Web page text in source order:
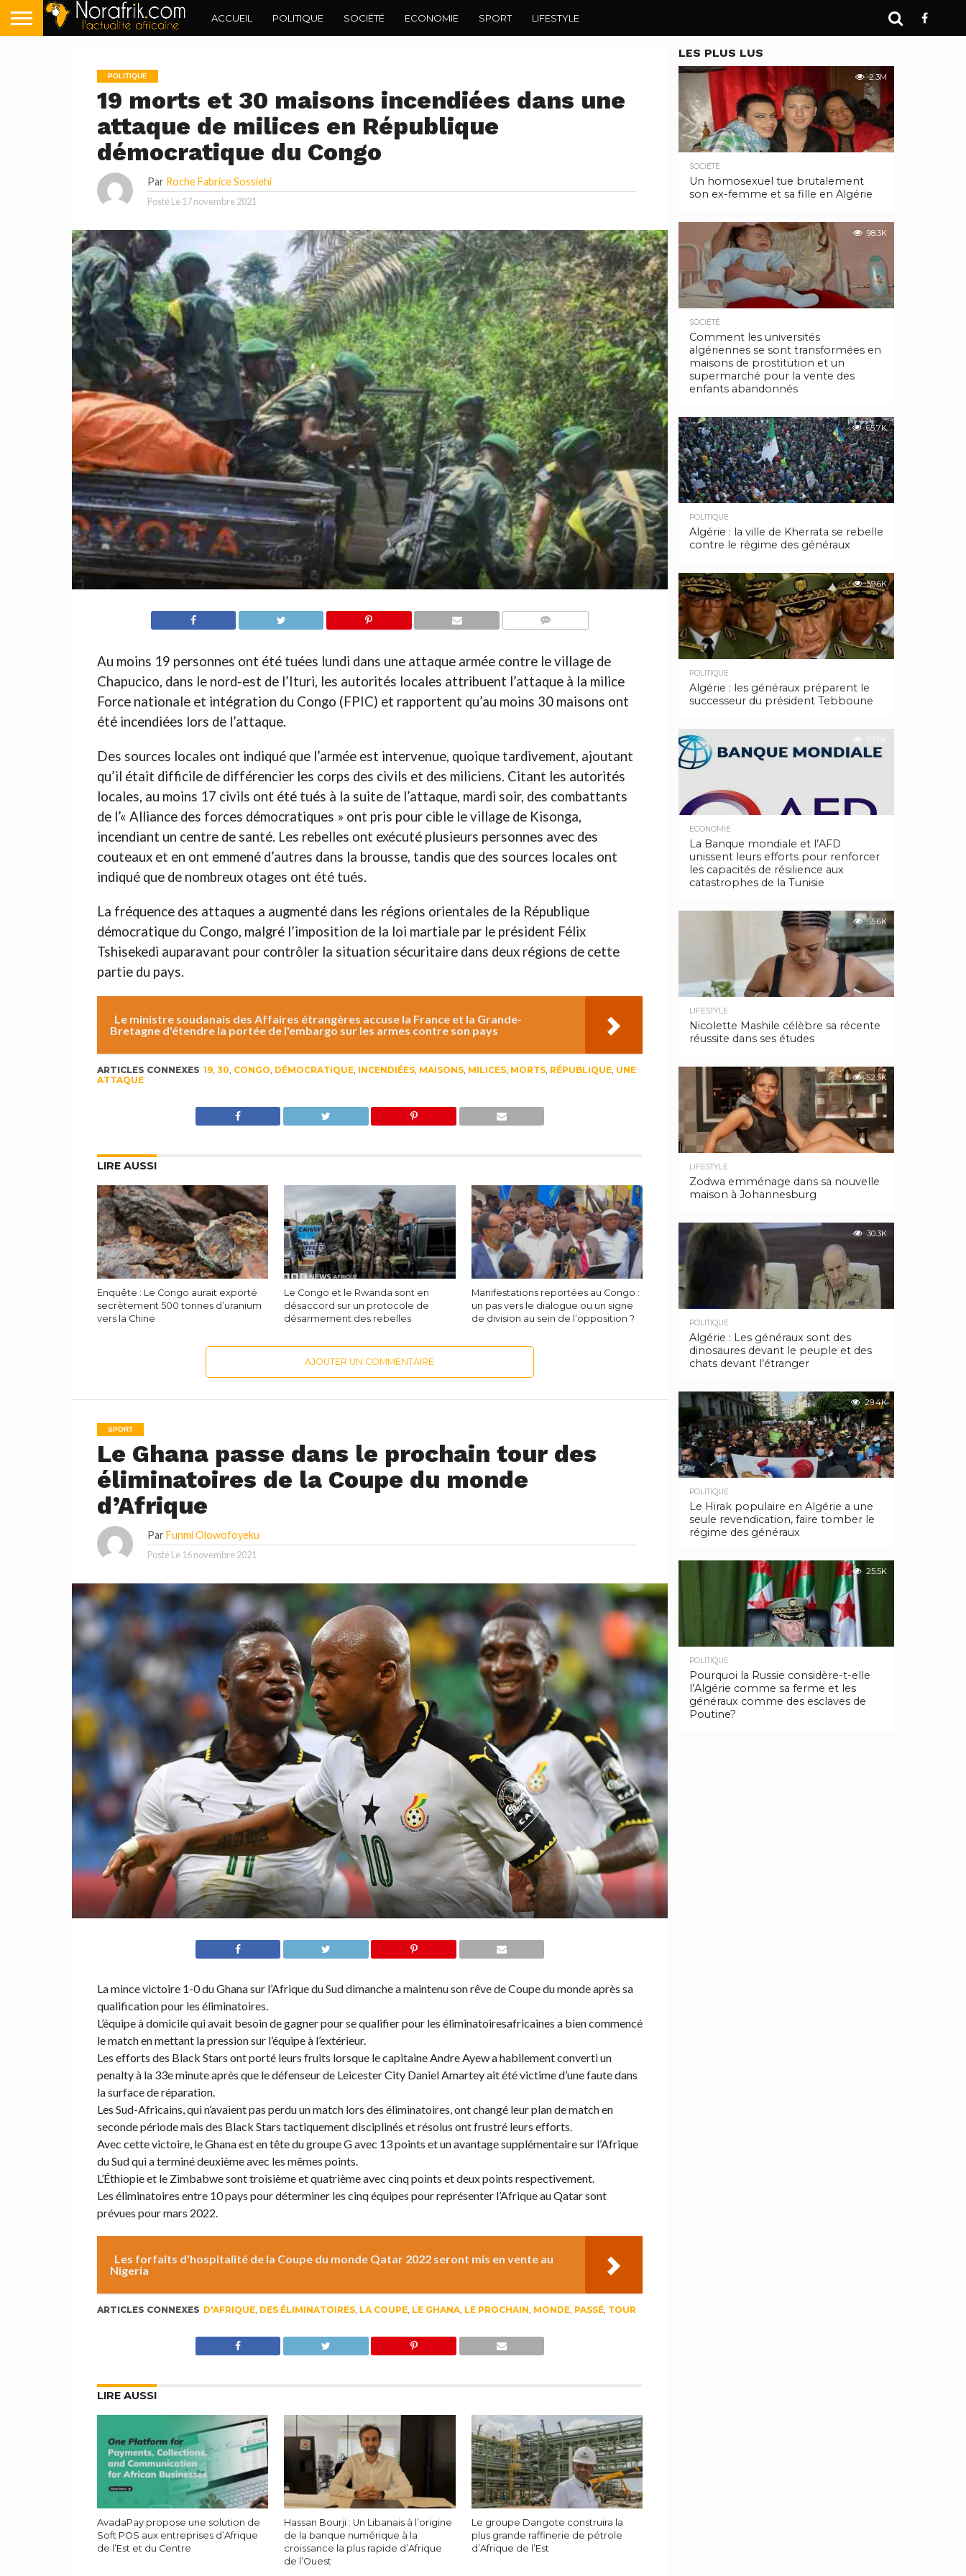
ACCUEIL POLITIQUE SOCIÉTÉ ECONOMIE SPORT LIFESTYLE
POLITIQUE
19 morts et 30 maisons incendiées dans une
attaque de milices en République
démocratique du Congo
Par Roche Fabrice Sossiehi
Posté Le 17 novembre 2021
Au moins 19 personnes ont été tuées lundi dans une attaque armée contre le village de
Chapucico, dans le nord-est de l’Ituri, les autorités locales attribuent l’attaque à la milice
Force nationale et intégration du Congo (FPIC) et rapportent qu’au moins 30 maisons ont
été incendiées lors de l’attaque.
Des sources locales ont indiqué que l’armée est intervenue, quoique tardivement, ajoutant
qu’il était difficile de différencier les corps des civils et des miliciens. Citant les autorités
locales, au moins 17 civils ont été tués à la suite de l’attaque, mardi soir, des combattants
de l’« Alliance des forces démocratiques » ont pris pour cible le village de Kisonga,
incendiant un centre de santé. Les rebelles ont exécuté plusieurs personnes avec des
couteaux et en ont emmené d’autres dans la brousse, tandis que des sources locales ont
indiqué que de nombreux otages ont été tués.
La fréquence des attaques a augmenté dans les régions orientales de la République
démocratique du Congo, malgré l’imposition de la loi martiale par le président Félix
Tshisekedi auparavant pour contrôler la situation sécuritaire dans deux régions de cette
partie du pays.
Le ministre soudanais des Affaires étrangères accuse la France et la Grande-
Bretagne d'étendre la portée de l'embargo sur les armes contre son pays
ARTICLES CONNEXES 19, 30, CONGO, DÉMOCRATIQUE, INCENDIÉES, MAISONS, MILICES, MORTS, RÉPUBLIQUE, UNE
ATTAQUE
LIRE AUSSI
Enquête : Le Congo aurait exporté
secrètement 500 tonnes d’uranium
vers la Chine
Le Congo et le Rwanda sont en
désaccord sur un protocole de
désarmement des rebelles
Manifestations reportées au Congo :
un pas vers le dialogue ou un signe
de division au sein de l’opposition ?
AJOUTER UN COMMENTAIRE
SPORT
Le Ghana passe dans le prochain tour des
éliminatoires de la Coupe du monde
d’Afrique
Par Funmi Olowofoyeku
Posté Le 16 novembre 2021
La mince victoire 1-0 du Ghana sur l’Afrique du Sud dimanche a maintenu son rêve de Coupe du monde après sa
qualification pour les éliminatoires.
L’équipe à domicile qui avait besoin de gagner pour se qualifier pour les éliminatoiresafricaines a bien commencé
le match en mettant la pression sur l’équipe à l’extérieur.
Les efforts des Black Stars ont porté leurs fruits lorsque le capitaine Andre Ayew a habilement converti un
penalty à la 33e minute après que le défenseur de Leicester City Daniel Amartey ait été victime d’une faute dans
la surface de réparation.
Les Sud-Africains, qui n’avaient pas perdu un match lors des éliminatoires, ont changé leur plan de match en
seconde période mais des Black Stars tactiquement disciplinés et résolus ont frustré leurs efforts.
Avec cette victoire, le Ghana est en tête du groupe G avec 13 points et un avantage supplémentaire sur l’Afrique
du Sud qui a terminé deuxième avec les mêmes points.
L’Éthiopie et le Zimbabwe sont troisième et quatrième avec cinq points et deux points respectivement.
Les éliminatoires entre 10 pays pour déterminer les cinq équipes pour représenter l’Afrique au Qatar sont
prévues pour mars 2022.
Les forfaits d'hospitalité de la Coupe du monde Qatar 2022 seront mis en vente au
Nigeria
ARTICLES CONNEXES D'AFRIQUE, DES ÉLIMINATOIRES, LA COUPE, LE GHANA, LE PROCHAIN MONDE, PASSÉ, TOUR
LIRE AUSSI
AvadaPay propose une solution de
Soft POS aux entreprises d’Afrique
de l’Est et du Centre
Hassan Bourji : Un Libanais à l’origine
de la banque numérique à la
croissance la plus rapide d’Afrique
de l’Ouest
Le groupe Dangote construira la
plus grande raffinerie de pétrole
d’Afrique de l’Est
LES PLUS LUS
2.3M
SOCIÉTÉ
Un homosexuel tue brutalement
son ex-femme et sa fille en Algérie
98.3K
SOCIÉTÉ
Comment les universités
algériennes se sont transformées en
maisons de prostitution et un
supermarché pour la vente des
enfants abandonnés
65.7K
POLITIQUE
Algérie : la ville de Kherrata se rebelle
contre le régime des généraux
59.6K
POLITIQUE
Algérie : les généraux préparent le
successeur du président Tebboune
57.0K
ECONOMIE
La Banque mondiale et l’AFD
unissent leurs efforts pour renforcer
les capacités de résilience aux
catastrophes de la Tunisie
55.6K
LIFESTYLE
Nicolette Mashile célèbre sa récente
réussite dans ses études
52.5K
LIFESTYLE
Zodwa emménage dans sa nouvelle
maison à Johannesburg
30.3K
POLITIQUE
Algérie : Les généraux sont des
dinosaures devant le peuple et des
chats devant l’étranger
29.4K
POLITIQUE
Le Hirak populaire en Algérie a une
seule revendication, faire tomber le
régime des généraux
25.5K
POLITIQUE
Pourquoi la Russie considère-t-elle
l’Algérie comme sa ferme et les
généraux comme des esclaves de
Poutine?